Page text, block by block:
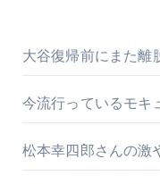
大谷復帰前にまた離
今流行っているモキ
松本幸四郎さんの激